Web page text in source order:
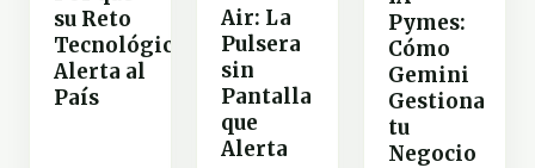
su Reto
Tecnológico
Alerta al
País
Air: La
Pulsera
sin
Pantalla
que
Alerta
Pymes:
Cómo
Gemini
Gestiona
tu
Negocio